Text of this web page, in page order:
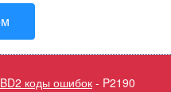
коды ошибок - P2190
Коды ошибок по
Audi/VW/Skoda/Seat